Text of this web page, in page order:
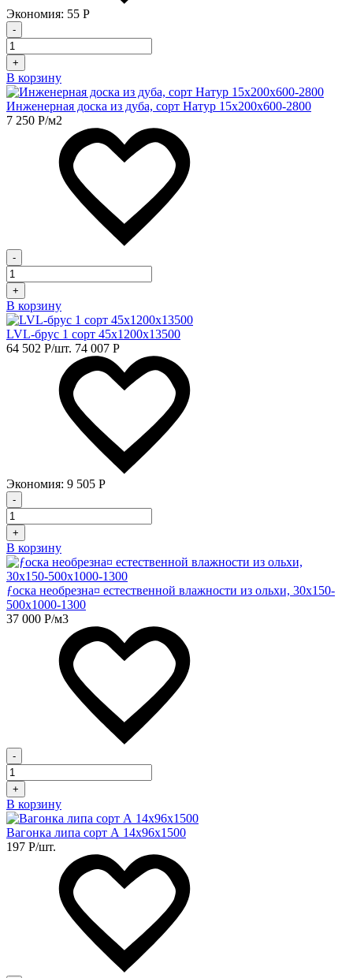
Экономия: 55 Р
-
+
В корзину
Инженерная доска из дуба, сорт Натур 15х200х600-2800
7 250 Р/м2
-
+
В корзину
LVL-брус 1 сорт 45х1200х13500
64 502 Р/шт. 74 007 Р
Экономия: 9 505 Р
-
+
В корзину
ƒоска необрезна¤ естественной влажности из ольхи, 30х150-
500х1000-1300
37 000 Р/м3
-
+
В корзину
Вагонка липа сорт А 14х96х1500
197 Р/шт.